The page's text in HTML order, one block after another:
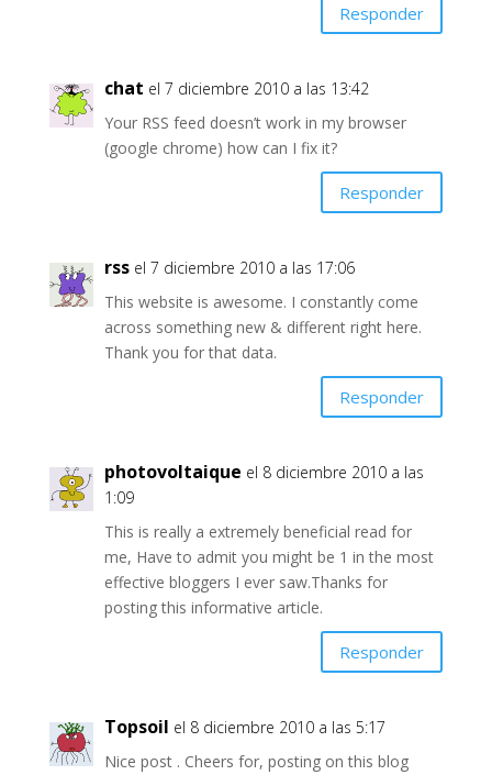
Responder
chat el 7 diciembre 2010 a las 13:42
Your RSS feed doesn’t work in my browser
(google chrome) how can I fix it?
Responder
rss el 7 diciembre 2010 a las 17:06
This website is awesome. I constantly come
across something new & different right here.
Thank you for that data.
Responder
photovoltaique el 8 diciembre 2010 a las
1:09
This is really a extremely beneficial read for
me, Have to admit you might be 1 in the most
effective bloggers I ever saw.Thanks for
posting this informative article.
Responder
Topsoil el 8 diciembre 2010 a las 5:17
Nice post . Cheers for, posting on this blog